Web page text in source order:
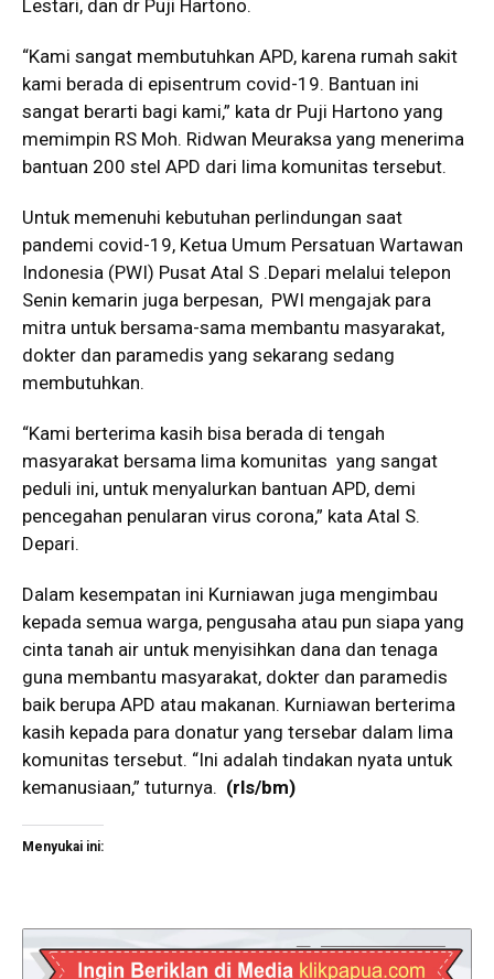
Lestari, dan dr Puji Hartono.
“Kami sangat membutuhkan APD, karena rumah sakit
kami berada di episentrum covid-19. Bantuan ini
sangat berarti bagi kami,” kata dr Puji Hartono yang
memimpin RS Moh. Ridwan Meuraksa yang menerima
bantuan 200 stel APD dari lima komunitas tersebut.
Untuk memenuhi kebutuhan perlindungan saat
pandemi covid-19, Ketua Umum Persatuan Wartawan
Indonesia (PWI) Pusat Atal S .Depari melalui telepon
Senin kemarin juga berpesan, PWI mengajak para
mitra untuk bersama-sama membantu masyarakat,
dokter dan paramedis yang sekarang sedang
membutuhkan.
“Kami berterima kasih bisa berada di tengah
masyarakat bersama lima komunitas yang sangat
peduli ini, untuk menyalurkan bantuan APD, demi
pencegahan penularan virus corona,” kata Atal S.
Depari.
Dalam kesempatan ini Kurniawan juga mengimbau
kepada semua warga, pengusaha atau pun siapa yang
cinta tanah air untuk menyisihkan dana dan tenaga
guna membantu masyarakat, dokter dan paramedis
baik berupa APD atau makanan. Kurniawan berterima
kasih kepada para donatur yang tersebar dalam lima
komunitas tersebut. “Ini adalah tindakan nyata untuk
kemanusiaan,” tuturnya. (rls/bm)
Menyukai ini: